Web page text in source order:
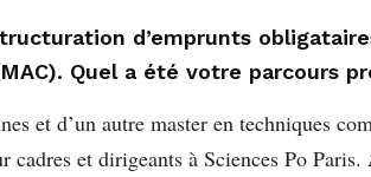
d’emprunts
Quel a été votre parcours
et d’un autre master en techniques
et dirigeants à Sciences Po